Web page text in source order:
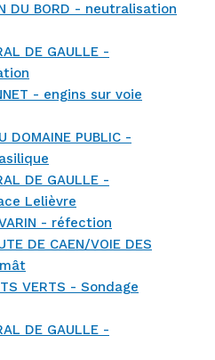
DU BORD - neutralisation
DE GAULLE -
- engins sur voie
DOMAINE PUBLIC -
DE GAULLE -
Lelièvre
- réfection
DE CAEN/VOIE DES
VERTS - Sondage
DE GAULLE -